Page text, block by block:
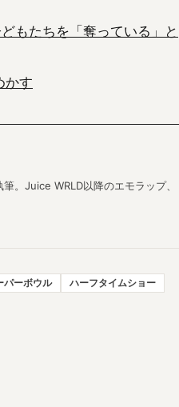
もたちを「奪っている」と
かす
。Juice WRLD以降のエモラップ、
パーボウル
ハーフタイムショー